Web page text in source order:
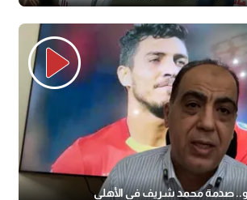
صدمة محمد شريف في الأهلي